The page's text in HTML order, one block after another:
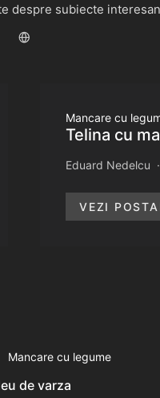
despre subiecte
Mancare cu
Telina cu
Eduard Nedelcu
VEZI
Mancare cu legume
de varza